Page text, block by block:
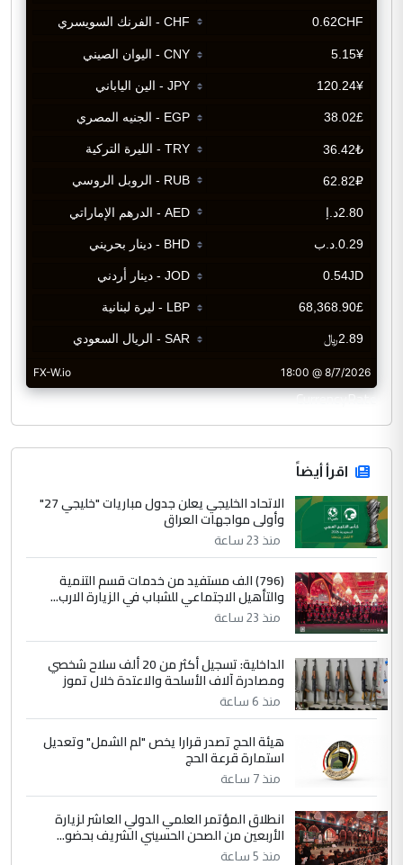
CurrencyRate
اقرأ أيضاً
الاتحاد الخليجي يعلن جدول مباريات "خليجي 27"
وأولى مواجهات العراق
منذ 23 ساعة
(796) الف مستفيد من خدمات قسم التنمية
والتأهيل الاجتماعي للشباب في الزيارة الارب...
منذ 23 ساعة
الداخلية: تسجيل أكثر من 20 ألف سلاح شخصي
ومصادرة آلاف الأسلحة والاعتدة خلال تموز
منذ 6 ساعة
هيئة الحج تصدر قرارا يخص "لم الشمل" وتعديل
استمارة قرعة الحج
منذ 7 ساعة
انطلاق المؤتمر العلمي الدولي العاشر لزيارة
الأربعين من الصحن الحسيني الشريف بحضو...
منذ 5 ساعة